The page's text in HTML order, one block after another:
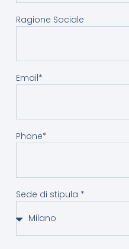
Ragione Sociale
Email*
Phone*
Sede di stipula *